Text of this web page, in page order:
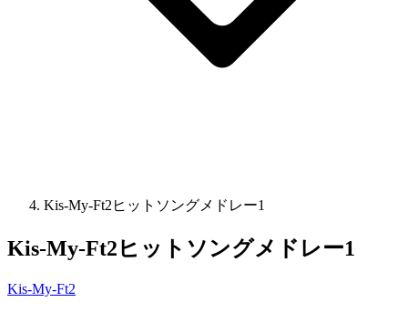
Kis-My-Ft2ヒットソングメドレー1
Kis-My-Ft2ヒットソングメドレー1
Kis-My-Ft2